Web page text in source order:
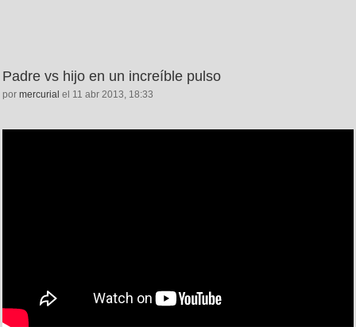
Padre vs hijo en un increíble pulso
por mercurial el 11 abr 2013, 18:33